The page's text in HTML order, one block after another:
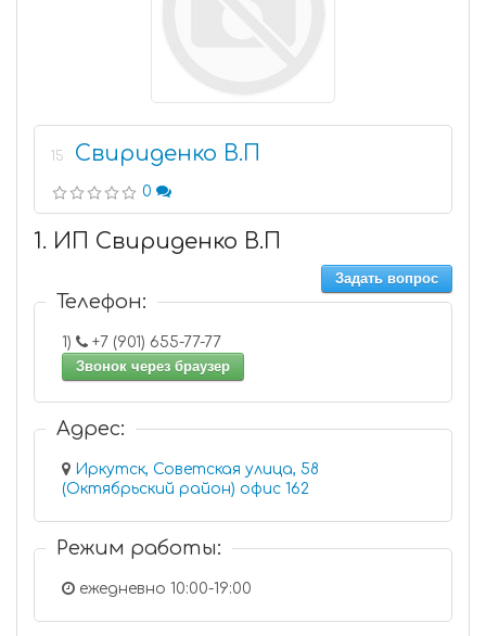
15 Свириденко В.П
0
1. ИП Свириденко В.П
Задать вопрос
Телефон:
1)
+7 (901) 655-77-77
Звонок через браузер
Адрес:
Иркутск, Советская улица, 58
(Октябрьский район) офис 162
Режим работы:
ежедневно 10:00-19:00